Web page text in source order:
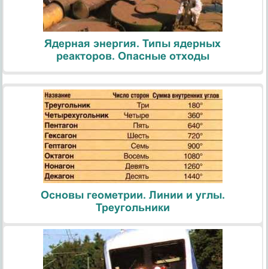
Ядерная энергия. Типы ядерных
реакторов. Опасные отходы
Основы геометрии. Линии и углы.
Треугольники